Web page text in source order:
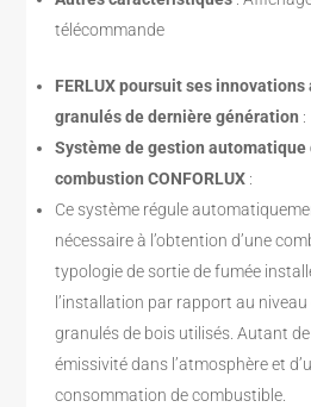
télécommande
FERLUX poursuit ses innovations
granulés de dernière génération :
Système de gestion
combustion CONFORLUX :
Ce système régule
nécessaire à l’obtention d’une
typologie de sortie de fumée
l’installation par rapport au
granulés de bois utilisés. Autant
émissivité dans l’atmosphère et
consommation de combustible.